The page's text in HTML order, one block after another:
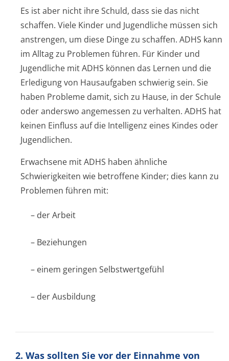
Es ist aber nicht ihre Schuld, dass sie das nicht
schaffen. Viele Kinder und Jugendliche müssen sich
anstrengen, um diese Dinge zu schaffen. ADHS kann
im Alltag zu Problemen führen. Für Kinder und
Jugendliche mit ADHS können das Lernen und die
Erledigung von Hausaufgaben schwierig sein. Sie
haben Probleme damit, sich zu Hause, in der Schule
oder anderswo angemessen zu verhalten. ADHS hat
keinen Einfluss auf die Intelligenz eines Kindes oder
Jugendlichen.
Erwachsene mit ADHS haben ähnliche
Schwierigkeiten wie betroffene Kinder; dies kann zu
Problemen führen mit:
– der Arbeit
– Beziehungen
– einem geringen Selbstwertgefühl
– der Ausbildung
2. Was sollten Sie vor der Einnahme von